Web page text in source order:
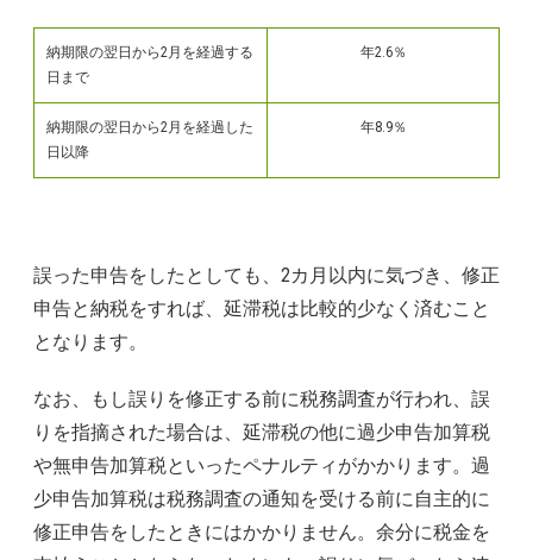
納期限の翌日から2月を経過する
日まで
年2.6％
納期限の翌日から2月を経過した
日以降
年8.9％
誤った申告をしたとしても、2カ月以内に気づき、修正
申告と納税をすれば、延滞税は比較的少なく済むこと
となります。
なお、もし誤りを修正する前に税務調査が行われ、誤
りを指摘された場合は、延滞税の他に過少申告加算税
や無申告加算税といったペナルティがかかります。過
少申告加算税は税務調査の通知を受ける前に自主的に
修正申告をしたときにはかかりません。余分に税金を